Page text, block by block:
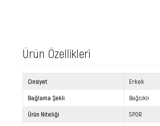
Ürün Özellikleri
Cinsiyet Erkek
Bağlama Şekli Bağcıklı
Ürün Niteliği SPOR